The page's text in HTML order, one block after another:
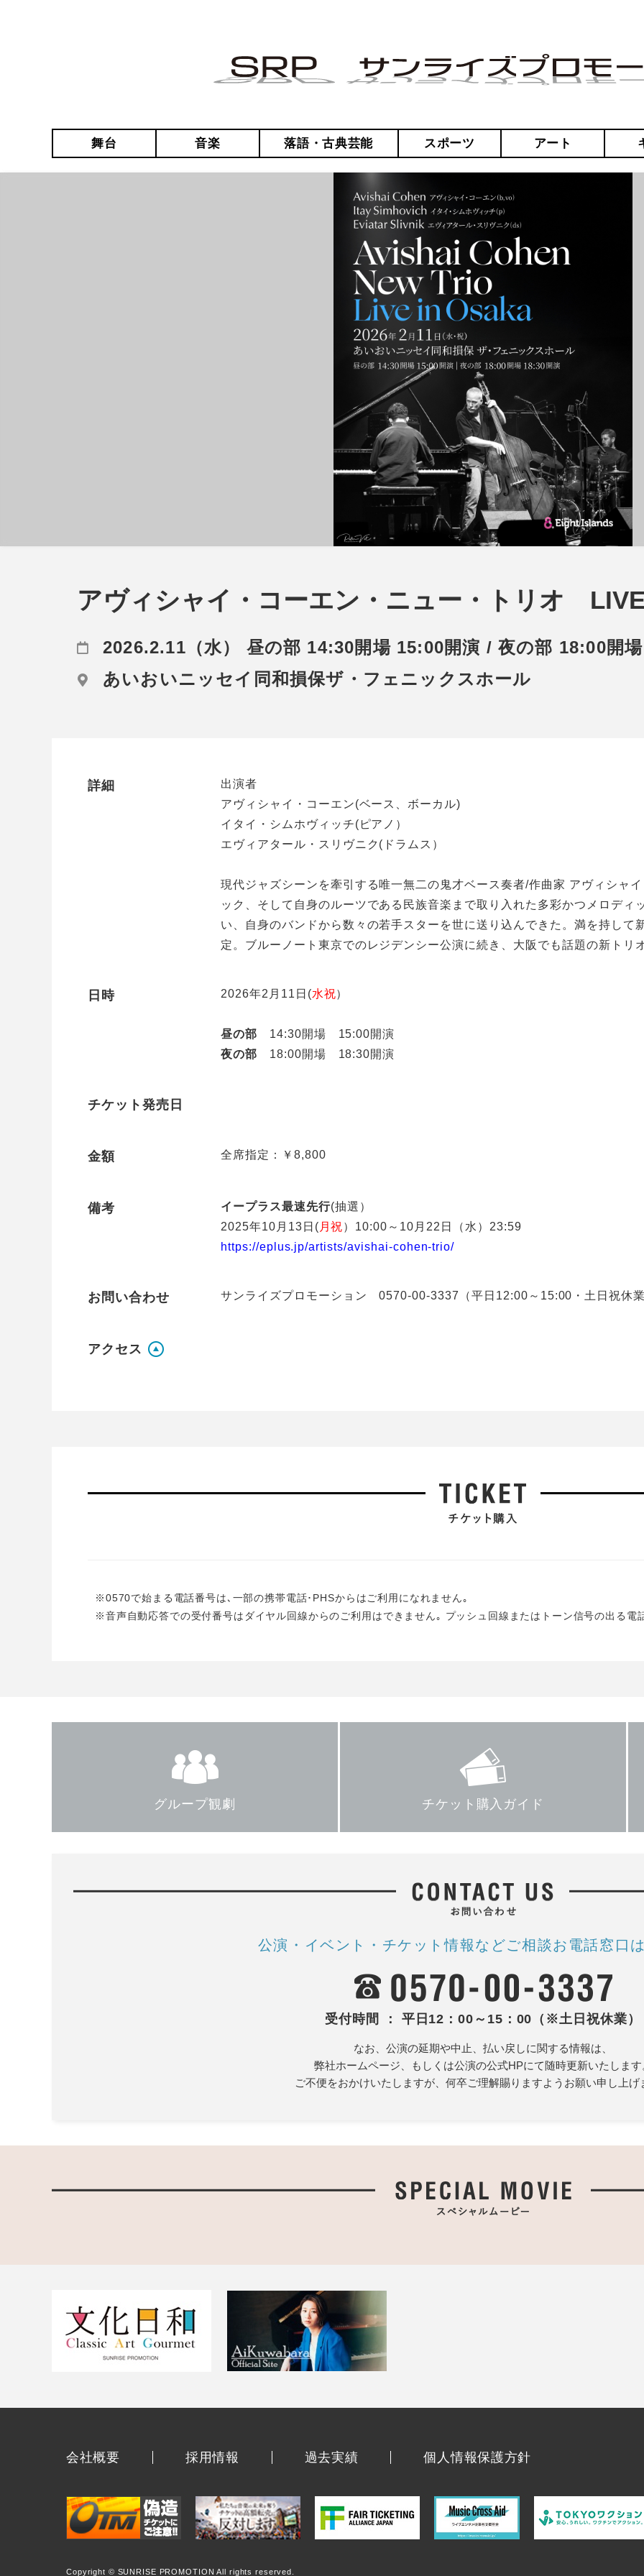
舞台 音楽 落語・古典芸能 スポーツ アート
アヴィシャイ・コーエン・ニュー・トリオ
2026.2.11（水） 昼の部 14:30開場 15:00開演 / 夜の部 18:00開
あいおいニッセイ同和損保ザ・フェニックスホール
詳細
出演者
アヴィシャイ・コーエン(ベース、ボーカル)
イタイ・シムホヴィッチ(ピアノ）
エヴィアタール・スリヴニク(ドラムス）
現代ジャズシーンを牽引する唯一無二の鬼才ベース奏者/作曲家 アヴィシャ
ック、そして自身のルーツである民族音楽まで取り入れた多彩かつメロディ
い、自身のバンドから数々の若手スターを世に送り込んできた。満を持して
定。ブルーノート東京でのレジデンシー公演に続き、大阪でも話題の新トリ
日時 2026年2月11日(水祝）
昼の部 14:30開場 15:00開演
夜の部 18:00開場 18:30開演
チケット発売日
金額 全席指定：￥8,800
備考 イープラス最速先行(抽選）
2025年10月13日(月祝）10:00～10月22日（水）23:59
https://eplus.jp/artists/avishai-cohen-trio/
お問い合わせ サンライズプロモーション 0570-00-3337（平日12:00～15:00・土日祝休
アクセス
※0570で始まる電話番号は､一部の携帯電話･PHSからはご利用になれません｡
※音声自動応答での受付番号はダイヤル回線からのご利用はできません｡ プッシュ回線またはトーン信号の出る電
グループ観劇 チケット購入ガイド
公演・イベント・チケット情報などご相談お電話窓口
受付時間 ： 平日12：00～15：00（※土日祝休業）
なお、公演の延期や中止、払い戻しに関する情報は、
弊社ホームページ、もしくは公演の公式HPにて随時更新いたします
ご不便をおかけいたしますが、何卒ご理解賜りますようお願い申し上げ
会社概要 採用情報 過去実績 個人情報保護方針
Copyright © SUNRISE PROMOTION All rights reserved.